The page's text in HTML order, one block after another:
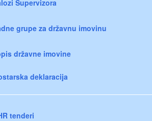
Supervizora
grupe za državnu imovinu
državne imovine
deklaracija
tenderi